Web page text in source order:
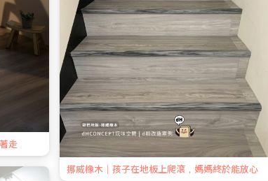
走
挪威橡木｜孩子在地板上爬滾，媽媽終於能放心